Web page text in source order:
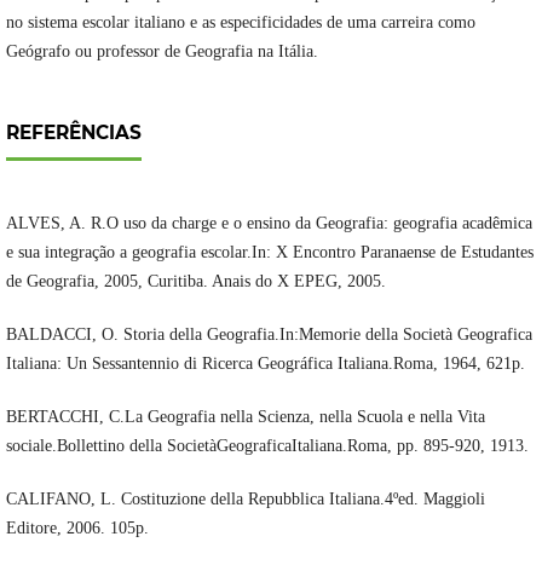
no sistema escolar italiano e as especificidades de uma carreira como
Geógrafo ou professor de Geografia na Itália.
REFERÊNCIAS
ALVES, A. R.O uso da charge e o ensino da Geografia: geografia acadêmica
e sua integração a geografia escolar.In: X Encontro Paranaense de Estudantes
de Geografia, 2005, Curitiba. Anais do X EPEG, 2005.
BALDACCI, O. Storia della Geografia.In:Memorie della Società Geografica
Italiana: Un Sessantennio di Ricerca Geográfica Italiana.Roma, 1964, 621p.
BERTACCHI, C.La Geografia nella Scienza, nella Scuola e nella Vita
sociale.Bollettino della SocietàGeograficaItaliana.Roma, pp. 895-920, 1913.
CALIFANO, L. Costituzione della Repubblica Italiana.4ºed. Maggioli
Editore, 2006. 105p.